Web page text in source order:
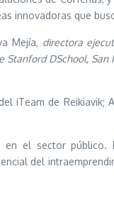
innovadoras que
Mejía, directora
Stanford DSchool, San
iTeam de Reikiavik;
el sector público.
del